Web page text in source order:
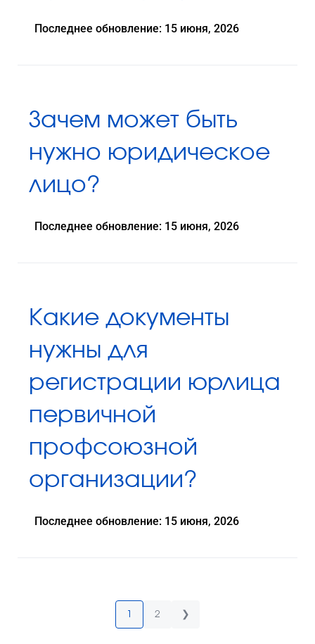
Последнее обновление: 15 июня, 2026
Зачем может быть
нужно юридическое
лицо?
Последнее обновление: 15 июня, 2026
Какие документы
нужны для
регистрации юрлица
первичной
профсоюзной
организации?
Последнее обновление: 15 июня, 2026
1 2 ❯